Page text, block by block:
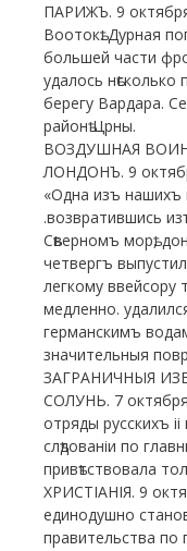
ПАРИЖЪ. 9
Воотокѣ. Дурная
большей части
удалось
берегу Вардара.
районѣ Црны.
ВОЗДУШНАЯ
ЛОНДОНЪ. 9
«Одна изъ
.возвратившись
Сѣверномъ морѣ,
четвергъ
легкому ввейсору
медленно.
германскимъ
значительныя
ЗАГРАНИЧНЫЯ
СОЛУНЬ. 7
отряды русскихъ
слѣдованіи по
привѣтствовала
ХРИСТІАНІЯ. 9
единодушно
правительства по